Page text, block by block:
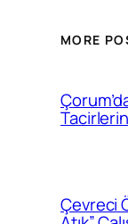
MORE
Çevreci